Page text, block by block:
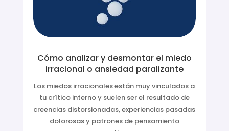
Cómo analizar y desmontar el miedo
irracional o ansiedad paralizante
Los miedos irracionales están muy vinculados a
tu crítico interno y suelen ser el resultado de